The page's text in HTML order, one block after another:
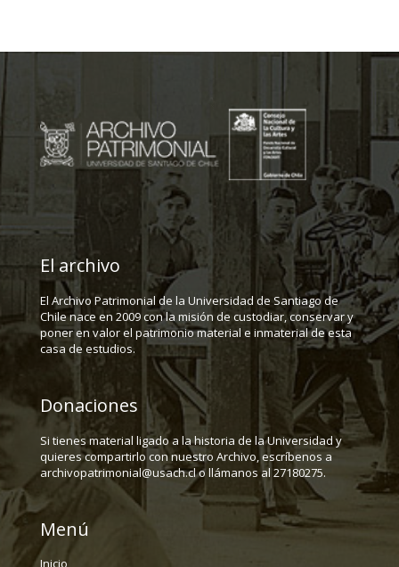
El archivo
El Archivo Patrimonial de la Universidad de Santiago de
Chile nace en 2009 con la misión de custodiar, conservar y
poner en valor el patrimonio material e inmaterial de esta
casa de estudios.
Donaciones
Si tienes material ligado a la historia de la Universidad y
quieres compartirlo con nuestro Archivo, escríbenos a
archivopatrimonial@usach.cl o llámanos al 27180275.
Menú
Inicio